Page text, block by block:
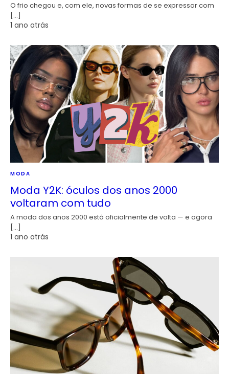
O frio chegou e, com ele, novas formas de se expressar com
[…]
1 ano atrás
MODA
Moda Y2K: óculos dos anos 2000
voltaram com tudo
A moda dos anos 2000 está oficialmente de volta — e agora
[…]
1 ano atrás